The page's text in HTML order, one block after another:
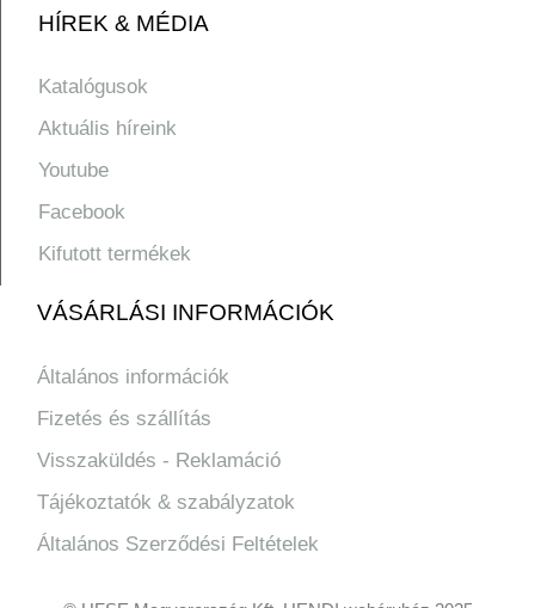
HÍREK & MÉDIA
Katalógusok
Aktuális híreink
Youtube
Facebook
Kifutott termékek
VÁSÁRLÁSI INFORMÁCIÓK
Általános információk
Fizetés és szállítás
Visszaküldés - Reklamáció
Tájékoztatók & szabályzatok
Általános Szerződési Feltételek